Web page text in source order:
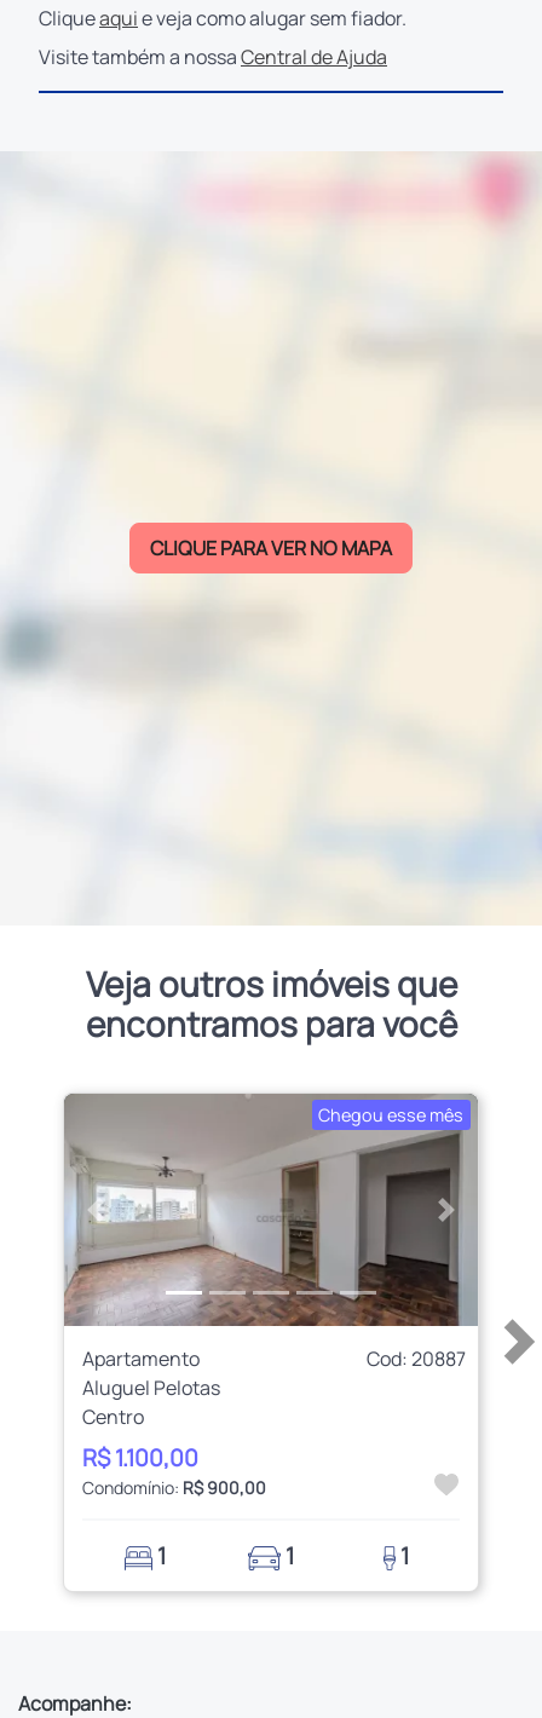
Cliqueaquie veja como alugar sem fiador.
Visite também a nossaCentral de Ajuda
CLIQUE PARA VER NO MAPA
Veja outros imóveis que
encontramos para você
Chegou esse mês
Anterior Próximo
Apartamento
Cod: 20887
Aluguel Pelotas
Centro
R$ 1.100,00
Condomínio: R$ 900,00
1 1 1
Acompanhe: